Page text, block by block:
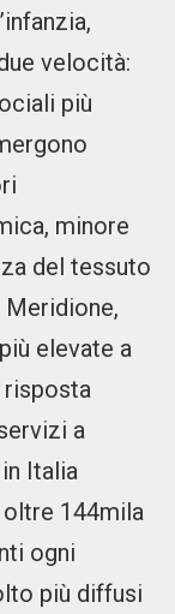
velocità:
più
minore
del tessuto
elevate a
risposta
a
Italia
144mila
ogni
più diffusi